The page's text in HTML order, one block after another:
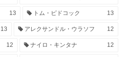
13 トム・ピドコック 13
13 アレクサンドル・ウラソフ 12
12 ナイロ・キンタナ 12